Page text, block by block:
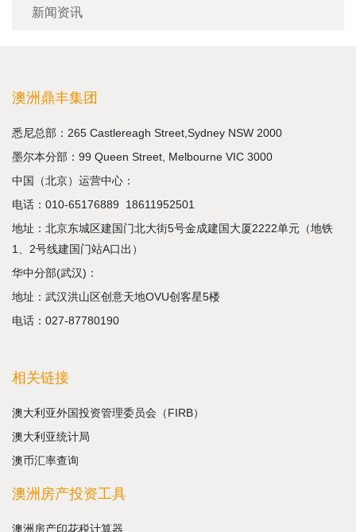
新闻资讯
澳洲鼎丰集团
悉尼总部：265 Castlereagh Street,Sydney NSW 2000
墨尔本分部：99 Queen Street, Melbourne VIC 3000
中国（北京）运营中心：
电话： 010-65176889 18611952501
地址：北京东城区建国门北大街5号金成建国大厦2222单元（地铁
1、2号线建国门站A口出）
华中分部(武汉)：
地址：武汉洪山区创意天地OVU创客星5楼
电话：027-87780190
相关链接
澳大利亚外国投资管理委员会（FIRB）
澳大利亚统计局
澳币汇率查询
澳洲房产投资工具
澳洲房产印花税计算器